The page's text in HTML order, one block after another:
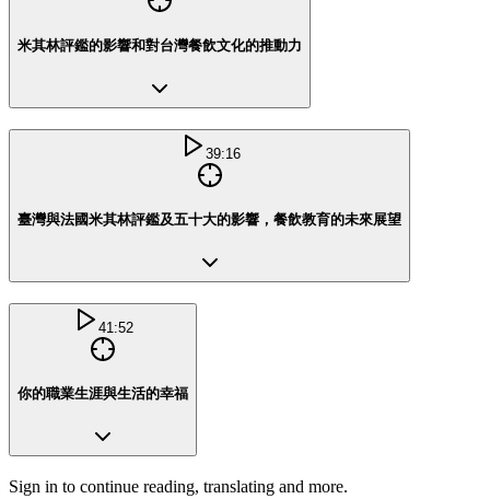
米其林評鑑的影響和對台灣餐飲文化的推動力
39:16
臺灣與法國米其林評鑑及五十大的影響，餐飲教育的未來展望
41:52
你的職業生涯與生活的幸福
Sign in to continue reading, translating and more.